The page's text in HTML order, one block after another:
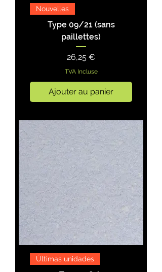
Nouvelles
Type 09/21 (sans
paillettes)
Prix
26,25 €
TVA Incluse
Ajouter au panier
Últimas unidades